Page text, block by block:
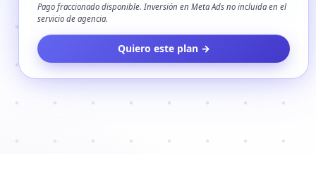
Pago fraccionado disponible. Inversión en Meta Ads no incluida en el
servicio de agencia.
Quiero este plan →